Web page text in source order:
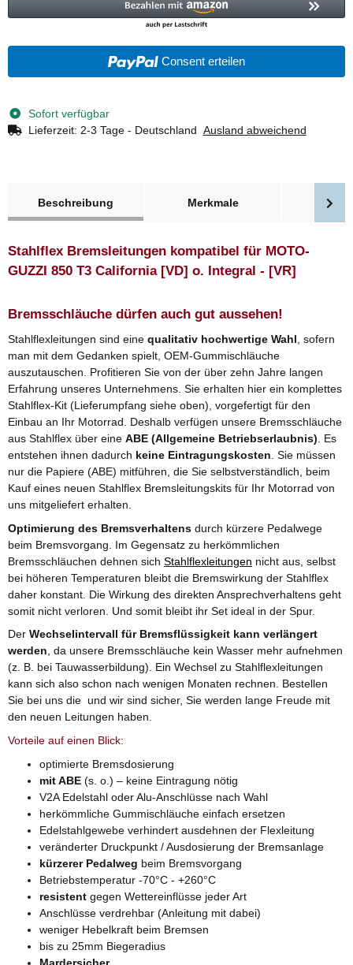
Consent erteilen
Sofort verfügbar
Lieferzeit: 2-3 Tage - Deutschland Ausland abweichend
Beschreibung
Merkmale
Stahlflex Bremsleitungen kompatibel für MOTO-
GUZZI 850 T3 California [VD] o. Integral - [VR]
Bremsschläuche dürfen auch gut aussehen!
Stahlflexleitungen sind eine qualitativ hochwertige Wahl , sofern
man mit dem Gedanken spielt, OEM-Gummischläuche
auszutauschen. Profitieren Sie von der über zehn Jahre langen
Erfahrung unseres Unternehmens. Sie erhalten hier ein komplettes
Stahlflex-Kit (Lieferumpfang siehe oben), vorgefertigt für den
Einbau an Ihr Motorrad. Deshalb verfügen unsere Bremsschläuche
aus Stahlflex über eine ABE (Allgemeine Betriebserlaubnis) . Es
entstehen ihnen dadurch keine Eintragungskosten . Sie müssen
nur die Papiere (ABE) mitführen, die Sie selbstverständlich, beim
Kauf eines neuen Stahlflex Bremsleitungskits für Ihr Motorrad von
uns mitgeliefert erhalten.
Optimierung des Bremsverhaltens durch kürzere Pedalwege
beim Bremsvorgang. Im Gegensatz zu herkömmlichen
Bremsschläuchen dehnen sich Stahlflexleitungen nicht aus, selbst
bei höheren Temperaturen bleibt die Bremswirkung der Stahlflex
daher konstant. Die Wirkung des direkten Ansprechverhaltens geht
somit nicht verloren. Und somit bleibt ihr Set ideal in der Spur.
Der Wechselintervall für Bremsflüssigkeit kann verlängert
werden, da unsere Bremsschläuche kein Wasser mehr aufnehmen
(z. B. bei Tauwasserbildung). Ein Wechsel zu Stahlflexleitungen
kann sich also schon nach wenigen Monaten rechnen. Bestellen
Sie bei uns die und wir sind sicher, Sie werden lange Freude mit
den neuen Leitungen haben.
Vorteile auf einen Blick:
optimierte Bremsdosierung
mit ABE (s. o.) – keine Eintragung nötig
V2A Edelstahl oder Alu-Anschlüsse nach Wahl
herkömmliche Gummischläuche einfach ersetzen
Edelstahlgewebe verhindert ausdehnen der Flexleitung
veränderter Druckpunkt / Ausdosierung der Bremsanlage
kürzerer Pedalweg beim Bremsvorgang
Betriebstemperatur -70°C - +260°C
resistent gegen Wettereinflüsse jeder Art
Anschlüsse verdrehbar (Anleitung mit dabei)
weniger Hebelkraft beim Bremsen
bis zu 25mm Biegeradius